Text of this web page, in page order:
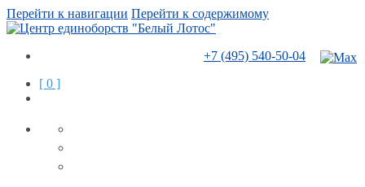
Перейти к навигации Перейти к содержимому
+7 (495) 540-50-04
[ 0 ]